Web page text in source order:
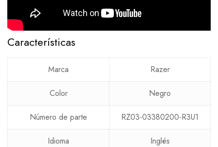
Características
Marca Razer
Color Negro
Número de parte RZ03-03380200-R3U1
Idioma Inglés